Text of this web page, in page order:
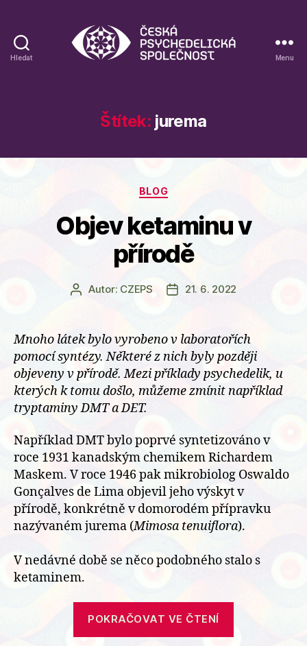
Hledat
společnosti
Menu
Štítek: jurema
Rubriky
BLOG
Objev ketaminu v
přírodě
AutorAutor: CZEPS
Datum
21. 6. 2022
Mnoho látek bylo vyrobeno v laboratořích
pomocí syntézy. Některé z nich byly později
objeveny v přírodě. Mezi příklady psychedelik, u
kterých k tomu došlo, můžeme zmínit například
tryptaminy DMT a DET.
Například DMT bylo poprvé syntetizováno v
roce 1931 kanadským chemikem Richardem
Maskem. V roce 1946 pak mikrobiolog Oswaldo
Gonçalves de Lima objevil jeho výskyt v
přírodě, konkrétně v domorodém přípravku
nazývaném jurema (Mimosa tenuiflora).
V nedávné době se něco podobného stalo s
ketaminem.
POKRAČOVAT VE ČTENÍ